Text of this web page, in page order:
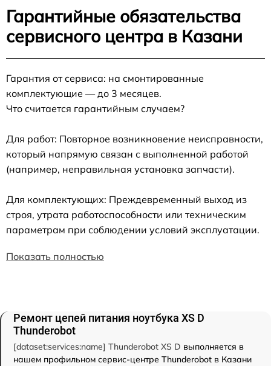
Гарантийные обязательства
сервисного центра в Казани
Гарантия от сервиса: на смонтированные
комплектующие — до 3 месяцев.
Что считается гарантийным случаем?
Для работ: Повторное возникновение неисправности,
который напрямую связан с выполненной работой
(например, неправильная установка запчасти).
Для комплектующих: Преждевременный выход из
строя, утрата работоспособности или техническим
параметрам при соблюдении условий эксплуатации.
Показать полностью
Ремонт цепей питания ноутбука XS D
Thunderobot
[dataset:services:name] Thunderobot XS D выполняется в
нашем профильном сервис-центре Thunderobot в Казани